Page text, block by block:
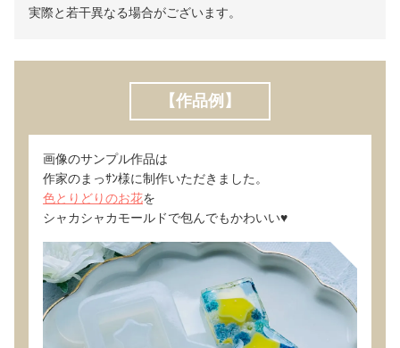
実際と若干異なる場合がございます。
【作品例】
画像のサンプル作品は
作家のまっｻﾝ様に制作いただきました。
色とりどりのお花を
シャカシャカモールドで包んでもかわいい♥